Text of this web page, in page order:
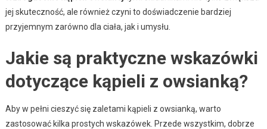
jej skuteczność, ale również czyni to doświadczenie bardziej
przyjemnym zarówno dla ciała, jak i umysłu.
Jakie są praktyczne wskazówki
dotyczące kąpieli z owsianką?
Aby w pełni cieszyć się zaletami kąpieli z owsianką, warto
zastosować kilka prostych wskazówek. Przede wszystkim, dobrze